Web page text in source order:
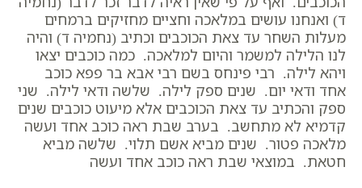
ד) ואנחנו עושים במלאכה וחציים מחזיקים ברמחים
מעלות השחר עד צאת הכוכבים וכתיב (נחמיה ד) והיה
לנו הלילה למשמר והיום למלאכה. כמה כוכבים יצאו
ויהא לילה. רבי פינחס בשם רבי אבא בר פפא כוכב
אחד ודאי יום. שנים ספק לילה. שלשה ודאי לילה. שני
ספק והכתיב עד צאת הכוכבים אלא מיעוט כוכבים שנים
קדמיא לא מתחשב. בערב שבת ראה כוכב אחד ועשה
מלאכה פטור. שנים מביא אשם תלוי. שלשה מביא
חטאת. במוצאי שבת ראה כוכב אחד ועשה